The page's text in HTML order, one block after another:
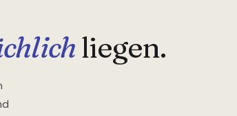
liegen.